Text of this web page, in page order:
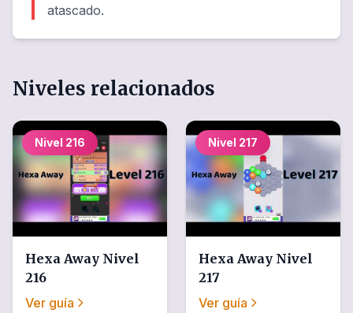
atascado.
Niveles relacionados
Nivel 216
Hexa Away Nivel
216
Ver guía
Nivel 217
Hexa Away Nivel
217
Ver guía